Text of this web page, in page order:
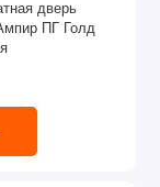
дверь
ПГ Голд